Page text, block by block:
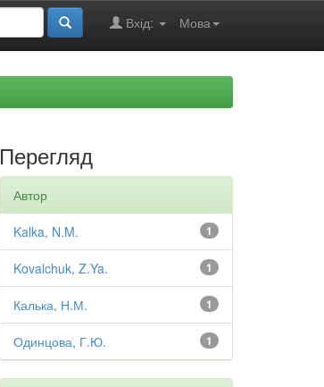
Мова
Вхід:
Перегляд
Автор
1
Kalka, N.M.
1
Kovalchuk, Z.Ya.
1
Калька, Н.М.
1
Одинцова, Г.Ю.